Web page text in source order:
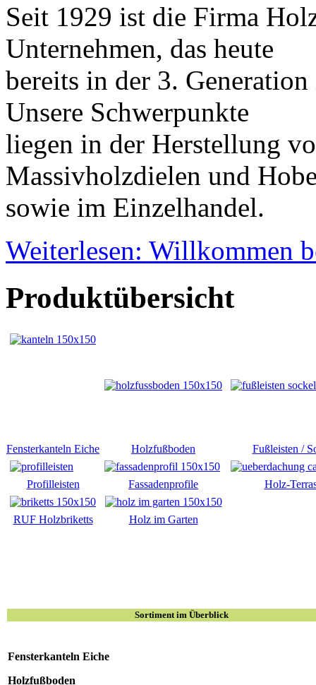
Seit 1929 ist die Firma
Unternehmen, das heute
bereits in der 3.
Unsere Schwerpunkte
liegen in der Herstellung
Massivholzdielen und
sowie im Einzelhandel.
Weiterlesen: Willkommen
Produktübersicht
Fensterkanteln Eiche Holzfußboden Fußleisten /
Profilleisten Fassadenprofile Holz-
RUF Holzbriketts Holz im Garten
Sortiment im Überblick
Fensterkanteln Eiche
Holzfußboden